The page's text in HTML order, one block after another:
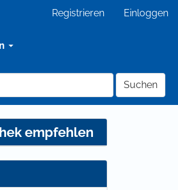
Registrieren Einloggen
Suchen
empfehlen